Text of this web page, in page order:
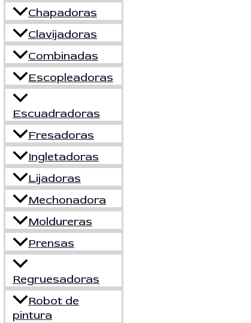
Chapadoras
Clavijadoras
Combinadas
Escopleadoras
Escuadradoras
Fresadoras
Ingletadoras
Lijadoras
Mechonadora
Moldureras
Prensas
Regruesadoras
Robot de
pintura